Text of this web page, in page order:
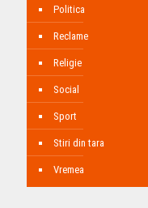
Politica
Reclame
Religie
Social
Sport
Stiri din tara
Vremea